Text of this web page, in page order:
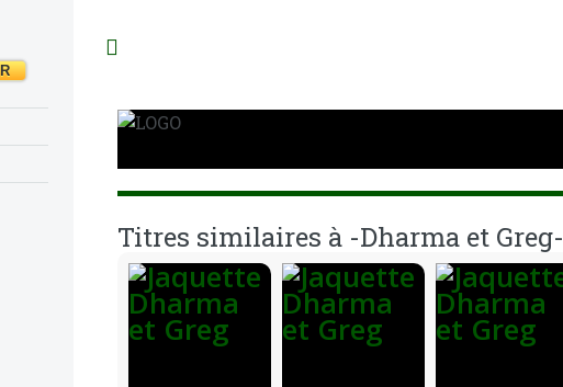
Titres similaires à -Dharma et Greg-